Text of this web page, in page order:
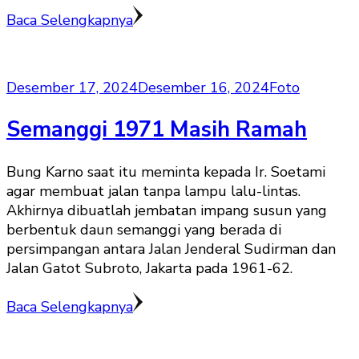
Baca Selengkapnya
Desember 17, 2024Desember 16, 2024Foto
Semanggi 1971 Masih Ramah
Bung Karno saat itu meminta kepada Ir. Soetami
agar membuat jalan tanpa lampu lalu-lintas.
Akhirnya dibuatlah jembatan impang susun yang
berbentuk daun semanggi yang berada di
persimpangan antara Jalan Jenderal Sudirman dan
Jalan Gatot Subroto, Jakarta pada 1961-62.
Baca Selengkapnya